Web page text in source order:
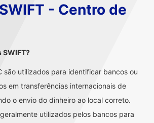
- Centro de
SWIFT?
são utilizados para identificar bancos ou
em transferências internacionais de
o envio do dinheiro ao local correto.
utilizados pelos bancos para